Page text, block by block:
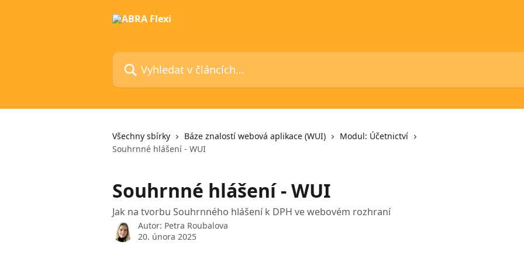
Vyhledat v článcích…
Všechny sbírky Báze znalostí webová aplikace (WUI)
Modul: Účetnictví
Souhrnné hlášení - WUI
Souhrnné hlášení - WUI
Jak na tvorbu Souhrnného hlášení k DPH ve webovém rozhraní
Autor: Petra Roubalova
20. února 2025